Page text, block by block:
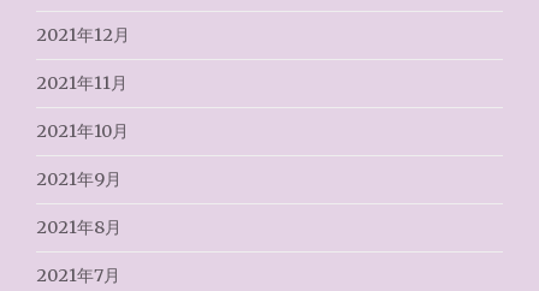
2021年12月
2021年11月
2021年10月
2021年9月
2021年8月
2021年7月